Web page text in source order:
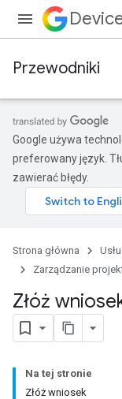
Przewodniki
Google używa
preferowany język.
zawierać błędy.
Strona główna
Zarządzanie
Złóż
Na tej stronie
Złóż wniosek